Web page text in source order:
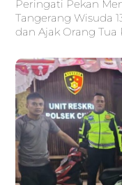
Peringati Pekan
Tangerang Wisuda
dan Ajak Orang